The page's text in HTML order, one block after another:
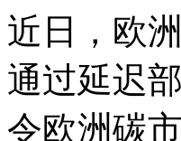
近日，欧
通过延迟
令欧洲碳